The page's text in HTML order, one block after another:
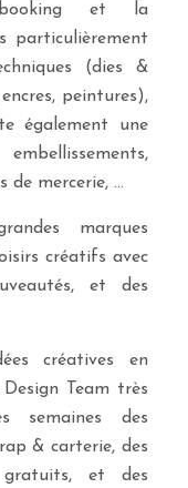
et la
particulièrement
(dies &
peintures),
également une
de mercerie, …
marques
créatifs avec
et des
créatives en
Team très
semaines des
& carterie, des
et des